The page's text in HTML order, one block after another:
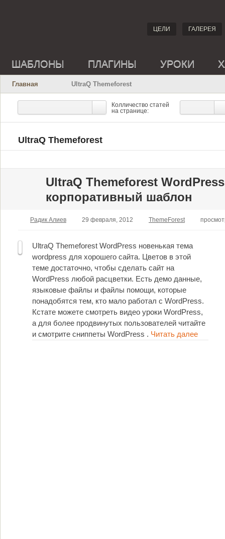
ЦЕЛИ ГАЛЕРЕЯ
ШАБЛОНЫ ПЛАГИНЫ УРОКИ
Главная UltraQ Themeforest
Колличество статей
на странице:
UltraQ Themeforest
UltraQ Themeforest
корпоративный шаблон
Радик Алиев 29 февраля, 2012 ThemeForest
UltraQ Themeforest WordPress новенькая тема
wordpress для хорошего сайта. Цветов в этой
теме достаточно, чтобы сделать сайт на
WordPress любой расцветки. Есть демо данные,
языковые файлы и файлы помощи, которые
понадобятся тем, кто мало работал с WordPress.
Кстате можете смотреть видео уроки WordPress,
а для более продвинутых пользователей читайте
и смотрите сниппеты WordPress . Читать далее